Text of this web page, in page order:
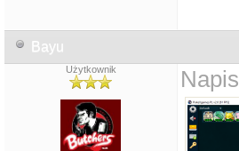
Bayu
Użytkownik